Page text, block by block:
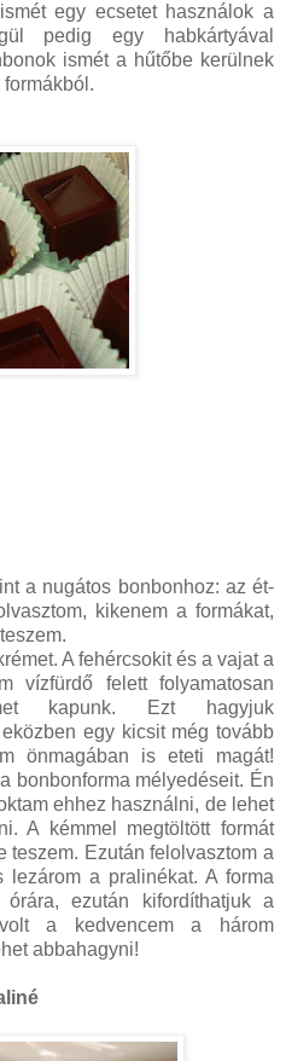
egy ecsetet használok a
pedig egy habkártyával
ismét a hűtőbe kerülnek
a nugátos bonbonhoz: az ét-
kikenem a formákat,
A fehércsokit és a vajat a
vízfürdő felett folyamatosan
kapunk. Ezt hagyjuk
egy kicsit még tovább
önmagában is eteti magát!
bonbonforma mélyedéseit. Én
ehhez használni, de lehet
A kémmel megtöltött formát
teszem. Ezután felolvasztom a
lezárom a pralinékat. A forma
ezután kifordíthatjuk a
a kedvencem a három
abbahagyni!